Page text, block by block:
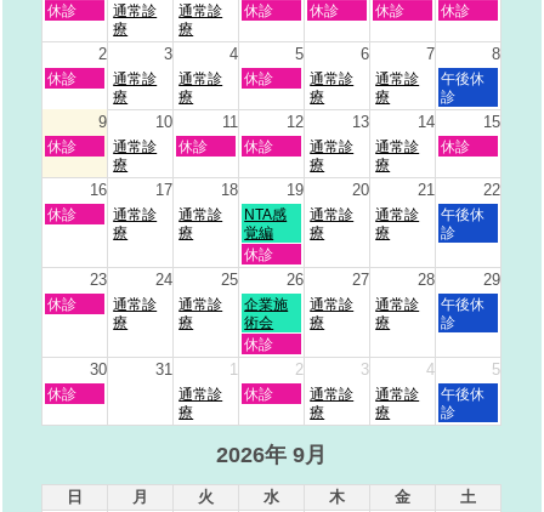
日
日,
月
休診
月
曜
日,
月
27th
通常診
療
火
曜
日,
月
28th
通常診
療
水
日,
月
休診
木
日,
月
30th
休診
金
日,
月
31st
休診
土
日,
月
1st
休診
2 3 4 5 6 7 8
日
日,
月
休診
月
曜
日,
月
3rd
通常診
療
火
曜
日,
月
通常診
療
水
日,
月
休診
木
曜
日,
月
6th
通常診
療
金
曜
日,
月
7th
通常診
療
土
曜
日,
月
午後休
診
9 10 11 12 13 14 15
日
日,
月
休診
月
曜
日,
月
10th
通常診
療
火
日,
月
11th
休診
水
日,
月
12th
2026
休診
木
曜
日,
月
13th
通常診
療
金
曜
日,
月
14th
通常診
療
土
日,
月
15th
休診
16 17 18 19 20 21 22
日
8
16th
休診
月
曜
8
17th
2026
通常診
療
火
曜
8
18th
2026
通常診
療
水
曜
日,
8
19th
2026
NTA感
覚編
木
曜
8
20th
2026
通常診
療
金
曜
8
21st
2026
通常診
療
土
曜
8
22nd
2026
午後休
診
水
曜
8
月
19th
2026
休診
23 24 25 26 27 28 29
日
8
23rd
休診
月
曜
8
通常診
療
火
曜
8
25th
2026
通常診
療
水
曜
日,
8
26th
企業施
術会
木
曜
8
27th
2026
通常診
療
金
曜
8
28th
2026
通常診
療
土
曜
8
29th
2026
午後休
診
水
曜
8
2026
休診
30 31 1 2 3 4 5
日
日,
30th
2026
休診
火
曜
日,
1st
2026
通常診
療
水
日,
9
月
2nd
2026
休診
木
曜
日,
9
月
3rd
2026
通常診
療
金
曜
日,
4th
2026
通常診
療
土
曜
日,
5th
2026
午後休
診
2026年 9月
日 月 火 水 木 金
土